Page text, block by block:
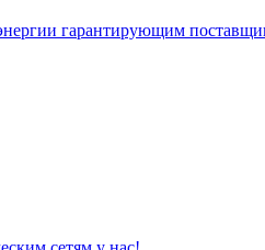
гарантирующим